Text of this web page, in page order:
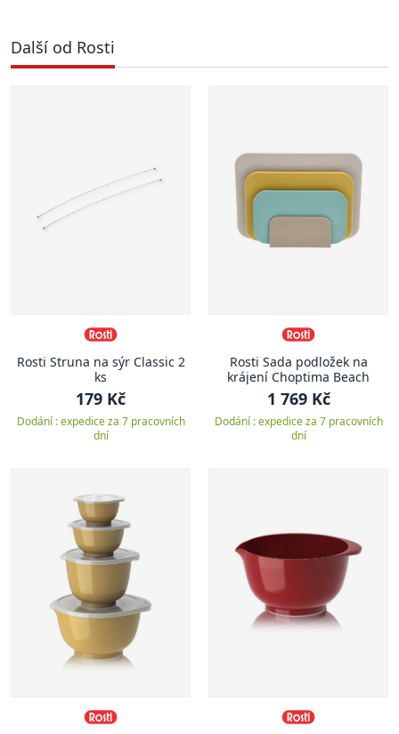
Další od Rosti
Rosti Struna na sýr Classic 2
ks
179 Kč
Dodání : expedice za 7 pracovních
dní
Rosti Sada podložek na
krájení Choptima Beach
1 769 Kč
Dodání : expedice za 7 pracovních
dní